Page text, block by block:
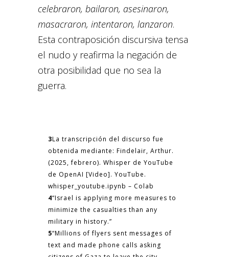
celebraron, bailaron, asesinaron,
masacraron, intentaron, lanzaron.
Esta contraposición discursiva tensa
el nudo y reafirma la negación de
otra posibilidad que no sea la
guerra.
3La transcripción del discurso fue
obtenida mediante: Findelair, Arthur.
(2025, febrero). Whisper de YouTube
de OpenAI [Video]. YouTube.
whisper_youtube.ipynb – Colab
4“Israel is applying more measures to
minimize the casualties than any
military in history.”
5“Millions of flyers sent messages of
text and made phone calls asking